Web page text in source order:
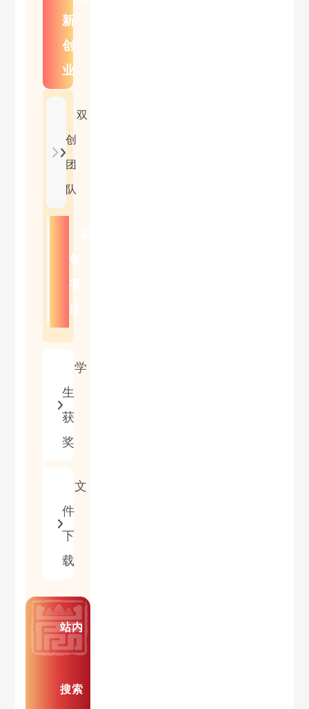
新
创
业
双
创
团
队
创
项
目
学
生
获
奖
文
件
下
载
站内
搜索